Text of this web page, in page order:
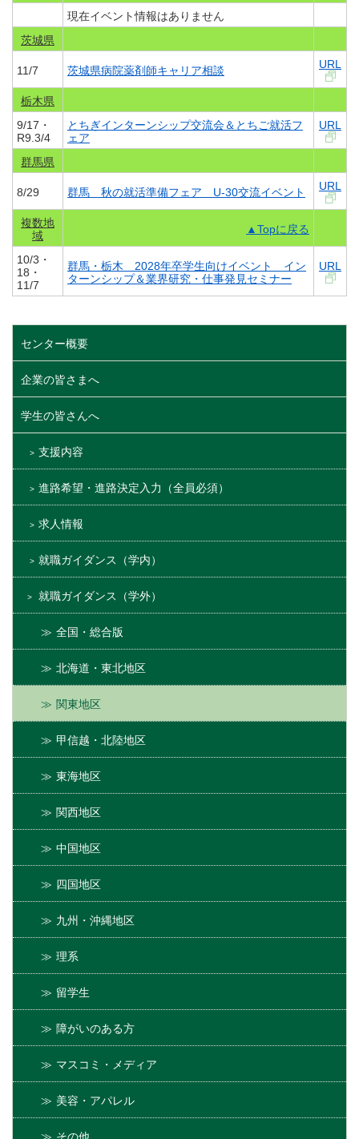
現在イベント情報はありません
茨城県
11/7 茨城県病院薬剤師キャリア相談 URL
栃木県
9/17・
R9.3/4
とちぎインターンシップ交流会＆とちご就活フ
ェア
URL
群馬県
8/29 群馬 秋の就活準備フェア U-30交流イベント URL
複数地
域
▲Topに戻る
10/3・
18・
11/7
群馬・栃木 2028年卒学生向けイベント イン
ターンシップ＆業界研究・仕事発見セミナー
URL
センター概要
企業の皆さまへ
学生の皆さんへ
支援内容
進路希望・進路決定入力（全員必須）
求人情報
就職ガイダンス（学内）
就職ガイダンス（学外）
全国・総合版
北海道・東北地区
関東地区
甲信越・北陸地区
東海地区
関西地区
中国地区
四国地区
九州・沖縄地区
理系
留学生
障がいのある方
マスコミ・メディア
美容・アパレル